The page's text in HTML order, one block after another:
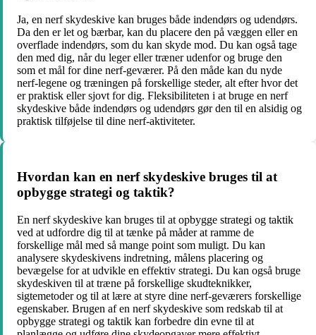
Ja, en nerf skydeskive kan bruges både indendørs og udendørs.
Da den er let og bærbar, kan du placere den på væggen eller en
overflade indendørs, som du kan skyde mod. Du kan også tage
den med dig, når du leger eller træner udenfor og bruge den
som et mål for dine nerf-geværer. På den måde kan du nyde
nerf-legene og træningen på forskellige steder, alt efter hvor det
er praktisk eller sjovt for dig. Fleksibiliteten i at bruge en nerf
skydeskive både indendørs og udendørs gør den til en alsidig og
praktisk tilføjelse til dine nerf-aktiviteter.
Hvordan kan en nerf skydeskive bruges til at
opbygge strategi og taktik?
En nerf skydeskive kan bruges til at opbygge strategi og taktik
ved at udfordre dig til at tænke på måder at ramme de
forskellige mål med så mange point som muligt. Du kan
analysere skydeskivens indretning, målens placering og
bevægelse for at udvikle en effektiv strategi. Du kan også bruge
skydeskiven til at træne på forskellige skudteknikker,
sigtemetoder og til at lære at styre dine nerf-geværers forskellige
egenskaber. Brugen af en nerf skydeskive som redskab til at
opbygge strategi og taktik kan forbedre din evne til at